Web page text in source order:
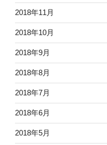
2018年11月
2018年10月
2018年9月
2018年8月
2018年7月
2018年6月
2018年5月